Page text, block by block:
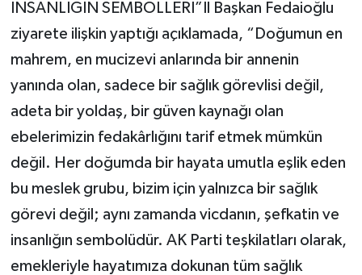
İNSANLIĞIN SEMBOLLERİ”İl Başkan Fedaioğlu
ziyarete ilişkin yaptığı açıklamada, “Doğumun en
mahrem, en mucizevi anlarında bir annenin
yanında olan, sadece bir sağlık görevlisi değil,
adeta bir yoldaş, bir güven kaynağı olan
ebelerimizin fedakârlığını tarif etmek mümkün
değil. Her doğumda bir hayata umutla eşlik eden
bu meslek grubu, bizim için yalnızca bir sağlık
görevi değil; aynı zamanda vicdanın, şefkatin ve
insanlığın sembolüdür. AK Parti teşkilatları olarak,
emekleriyle hayatımıza dokunan tüm sağlık